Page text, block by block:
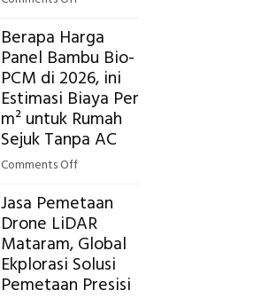
Pemasangan
Bowplank
Mataram,
Global
Ekplorasi.Menggunakan
Alat
untuk
Hasil
Akurat
Berapa Harga
Panel Bambu Bio-
PCM di 2026, ini
Estimasi Biaya Per
m² untuk Rumah
Sejuk Tanpa AC
Comments Offon
Harga
Panel
Bambu
Bio-
PCM
Jasa Pemetaan
Drone LiDAR
Mataram, Global
Ekplorasi Solusi
Pemetaan Presisi